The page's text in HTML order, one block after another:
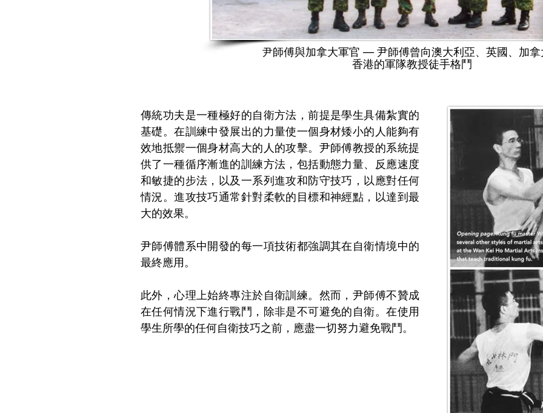
尹師傅與加拿大軍官 — 尹師傅曾向澳大利亞、英國、加拿
香港的軍隊教授徒手格鬥
傳統功夫是一種極好的自衛方法，前提是學生具備紮實的
基礎。在訓練中發展出的力量使一個身材矮小的人能夠有
效地抵禦一個身材高大的人的攻擊。尹師傅教授的系統提
供了一種循序漸進的訓練方法，包括動態力量、反應速度
和敏捷的步法，以及一系列進攻和防守技巧，以應對任何
情況。進攻技巧通常針對柔軟的目標和神經點，以達到最
大的效果。
尹師傅體系中開發的每一項技術都強調其在自衛情境中的
最終應用。
此外，心理上始終專注於自衛訓練。然而，尹師傅不贊成
在任何情況下進行戰鬥，除非是不可避免的自衛。在使用
學生所學的任何自衛技巧之前，應盡一切努力避免戰鬥。